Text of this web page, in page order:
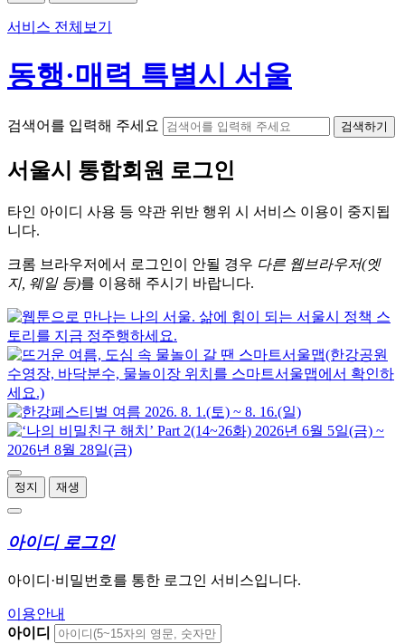
서비스 전체보기
동행·매력 특별시 서울
검색어를 입력해 주세요 검색하기
서울시 통합회원 로그인
타인 아이디 사용 등 약관 위반 행위 시 서비스 이용이 중지됩
니다.
크롬 브라우저에서 로그인이 안될 경우 다른 웹브라우저(엣
지, 웨일 등)를 이용해 주시기 바랍니다.
정지 재생
아이디 로그인
아이디·비밀번호를 통한 로그인 서비스입니다.
이용안내
아이디